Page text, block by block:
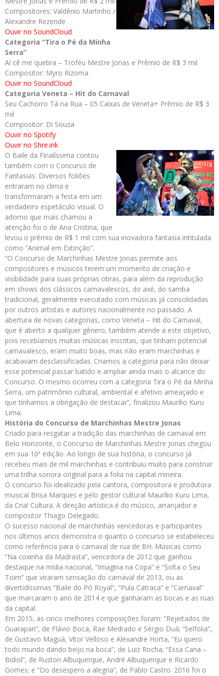
Compositores: Valdênio Martinho /
Alexandre Rezende
Ouvir no SoundCloud
Categoria “Tira o Pé da Minha
Serra”
Aí cê me quebra – Troféu Mestre Jonas e Prêmio de R$ 3 mil
Compositor: Myro Rizoma
Ouvir no SoundCloud
Categoria Veneta – Hit do Carnaval
Seu Cachorro Tá na Rua – 05 Caixas de Veneta+ Prêmio de R$ 3
mil
Compositor: Di Souza
Ouvir no Spotify
Ouvir no Shre.ink
O Baile da Finalíssima contou
também com o Concurso de
Fantasias. Diversos foliões
entraram no clima e
transformaram a festa em um
verdadeiro espetáculo visual. O
adorno que mais chamou a
atenção foi o de Ana Cristina, que
levou o prêmio de R$ 1 mil com sua inovadora fantasia intitulada
como “Animal em Extinção”.
“O Concurso de Marchinhas Mestre Jonas permite aos
compositores e músicos terem um momento de criação e
visibilidade para suas próprias obras, para além da reprodução
em shows dos clássicos carnavalescos, do axé, do samba
tradicional, geralmente executado com músicas já consolidadas
por outros artistas e autores nacionalmente no passado. A
abertura de novas categorias, como Veneta – Hit do Carnaval,
que é aberto a qualquer gênero, também atende a este objetivo,
pois recebíamos muitas músicas inscritas, que tinham potencial
carnavalesco, eram muito boas, mas não eram marchinhas e
acabavam desclassificadas. Criamos a categoria para não deixar
esse potencial passar batido e ampliar ainda mais o alcance do
Concurso. O mesmo ocorreu com a categoria Tira o Pé da Minha
Serra, um patrimônio cultural, ambiental e afetivo ameaçado e
que tínhamos a obrigação de destacar”, finalizou Maurílio Kuru
Lima.
História do Concurso de Marchinhas Mestre Jonas
Criado para resgatar a tradição das marchinhas de carnaval em
Belo Horizonte, o Concurso de Marchinhas Mestre Jonas chegou
em sua 10ª edição. Ao longo de sua história, o concurso já
recebeu mais de mil marchinhas e contribuiu muito para construir
uma trilha sonora original para a folia na capital mineira.
O concurso foi idealizado pela cantora, compositora e produtora
musical Brisa Marques e pelo gestor cultural Maurílio Kuru Lima,
da Cria! Cultura. A direção artística é do músico, arranjador e
compositor Thiago Delegado.
O sucesso nacional de marchinhas vencedoras e participantes
nos últimos anos demonstra o quanto o concurso se estabeleceu
como referência para o carnaval de rua de BH. Músicas como
“Na coxinha da Madrasta”, vencedora de 2012 que ganhou
destaque na mídia nacional, “Imagina na Copa” e “Solta o Seu
Toim” que viraram sensação do carnaval de 2013, ou as
divertidíssimas “Baile do Pó Royal”, “Pula Catraca” e “Carnaval”
que marcaram o ano de 2014 e que ganharam as bocas e as ruas
da capital.
Em 2015, as cinco melhores composições foram: “Rejeitados de
Guarapari”, de Flávio Boca, Rae Medrado e Sérgio Duá; “Selfolia”,
de Gustavo Maguá, Vitor Velloso e Alexandre Horta, “Eu quero
todo mundo dando beijo na boca”, de Luiz Rocha; “Essa Cana –
Bidiol”, de Ruston Albuquerque, André Albuquerque e Ricardo
Gomes; e “Do desespero a alegria”, de Pablo Castro. 2016 foi o